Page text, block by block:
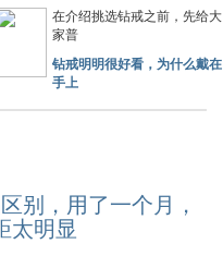
在介绍挑选钻戒之前，先给大
家普
钻戒明明很好看，为什么戴在
手上
别，用了一个月，
太明显